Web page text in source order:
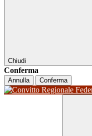
Chiudi
Conferma
Annulla Conferma